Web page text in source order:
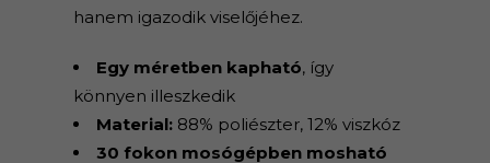
hanem igazodik viselőjéhez.
Egy méretben kapható, így
könnyen illeszkedik
Material:88% poliészter, 12% viszkóz
30 fokon mosógépben mosható